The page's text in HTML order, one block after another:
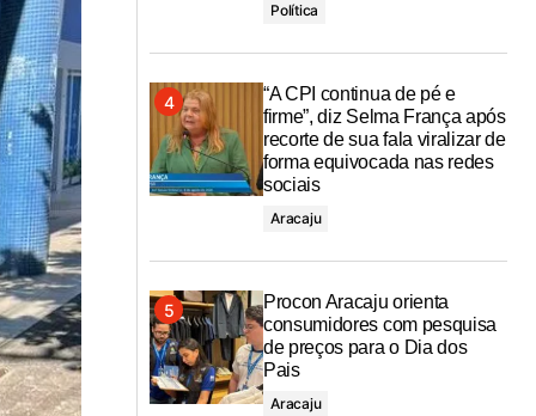
Política
“A CPI continua de pé e
firme”, diz Selma França após
recorte de sua fala viralizar de
forma equivocada nas redes
sociais
Aracaju
Procon Aracaju orienta
consumidores com pesquisa
de preços para o Dia dos
Pais
Aracaju